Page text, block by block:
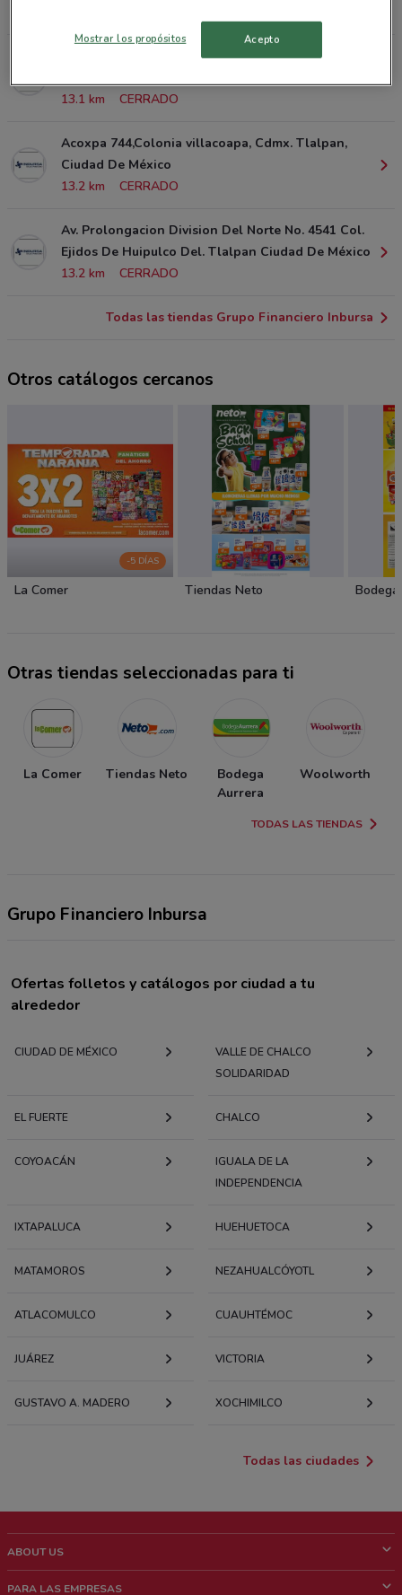
Av. Canal De Miramontes No. 7620, Col. Villa
13.1 km
CERRADO
Acoxpa 744,Colonia villacoapa, Cdmx. Tlalpan,
Ciudad De México
13.2 km
CERRADO
Av. Prolongacion Division Del Norte No. 4541 Col.
Ejidos De Huipulco Del. Tlalpan Ciudad De México
13.2 km
CERRADO
Todas las tiendas Grupo Financiero Inbursa
Otros catálogos cercanos
-5 DÍAS
La Comer Tiendas Neto
Otras tiendas seleccionadas para ti
La Comer Tiendas Neto
Bodega
Aurrera
Woolworth
TODAS LAS TIENDAS
Grupo Financiero Inbursa
Ofertas folletos y catálogos por ciudad a tu
alrededor
CIUDAD DE MÉXICO
VALLE DE CHALCO
SOLIDARIDAD
EL FUERTE CHALCO
COYOACÁN
IGUALA DE LA
INDEPENDENCIA
IXTAPALUCA HUEHUETOCA
MATAMOROS NEZAHUALCÓYOTL
ATLACOMULCO CUAUHTÉMOC
JUÁREZ VICTORIA
GUSTAVO A. MADERO XOCHIMILCO
Todas las ciudades
ABOUT US
PARA LAS EMPRESAS
Mostrar los propósitos Acepto